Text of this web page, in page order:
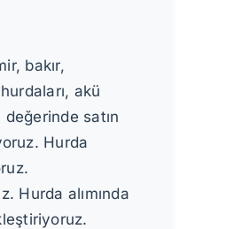
bakır,
akü
değerinde satın
Hurda
Hurda alımında